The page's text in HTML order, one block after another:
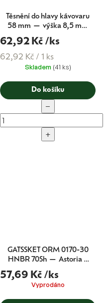
Těsnění do hlavy kávovaru
58 mm — výška 8,5 mm
— Astoria + Wega +
Barista Attitude (CMA
originál)
62,92 Kč /ks
Měrná
62,92 Kč / 1 ks
Skladem (41 ks)
Do košíku
−
+
GATSSKET ORM 0170-30
HNBR 70Sh — Astoria +
Wega (CMA originál)
57,69 Kč /ks
Vyprodáno